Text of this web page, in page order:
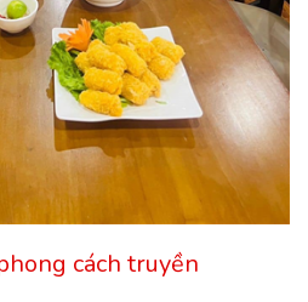
cách truyền